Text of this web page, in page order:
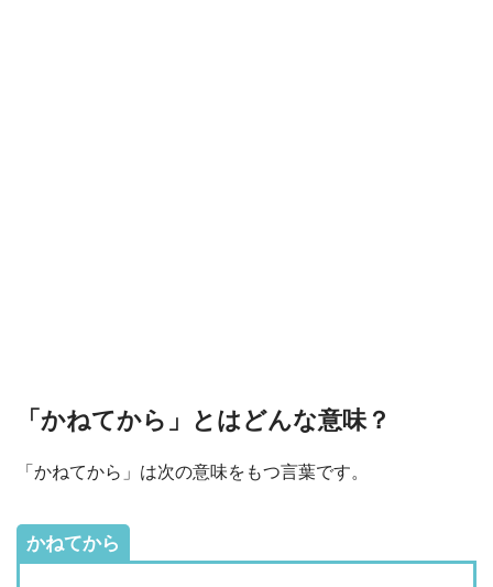
「かねてから」とはどんな意味？
「かねてから」は次の意味をもつ言葉です。
かねてから